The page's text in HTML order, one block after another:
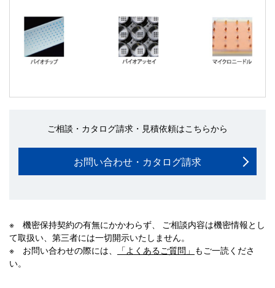
ご相談・カタログ請求・見積依頼はこちらから
お問い合わせ・カタログ請求
※ 機密保持契約の有無にかかわらず、 ご相談内容は機密情報とし
て取扱い、第三者には一切開示いたしません。
※ お問い合わせの際には、
「よくあるご質問」 もご一読くださ
い。